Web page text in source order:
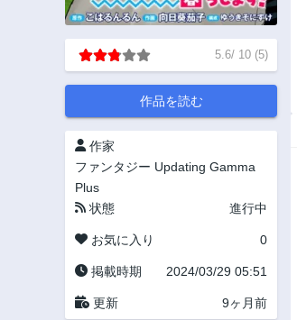
5.6/ 10 (5)
作品を読む
作家
ファンタジー Updating Gamma
Plus
状態
進行中
お気に入り 0
掲載時期 2024/03/29 05:51
更新 9ヶ月前